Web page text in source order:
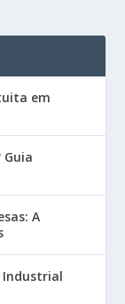
em
Guia
A
Industrial